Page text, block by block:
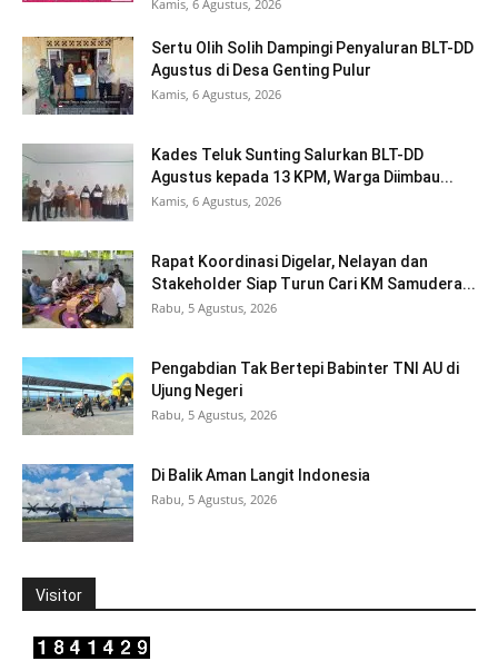
Kamis, 6 Agustus, 2026
Sertu Olih Solih Dampingi Penyaluran BLT-DD
Agustus di Desa Genting Pulur
Kamis, 6 Agustus, 2026
Kades Teluk Sunting Salurkan BLT-DD
Agustus kepada 13 KPM, Warga Diimbau...
Kamis, 6 Agustus, 2026
Rapat Koordinasi Digelar, Nelayan dan
Stakeholder Siap Turun Cari KM Samudera...
Rabu, 5 Agustus, 2026
Pengabdian Tak Bertepi Babinter TNI AU di
Ujung Negeri
Rabu, 5 Agustus, 2026
Di Balik Aman Langit Indonesia
Rabu, 5 Agustus, 2026
Visitor